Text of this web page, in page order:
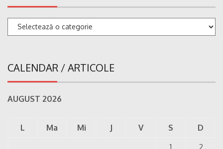
Categorii
CALENDAR / ARTICOLE
AUGUST 2026
L Ma Mi J V S
D
1
2